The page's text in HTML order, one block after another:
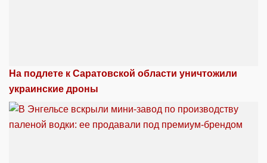
На подлете к Саратовской области уничтожили
украинские дроны